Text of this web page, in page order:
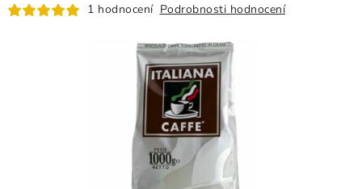
KOKTEJLY & APERITIVY
1 hodnocení Podrobnosti hodnocení